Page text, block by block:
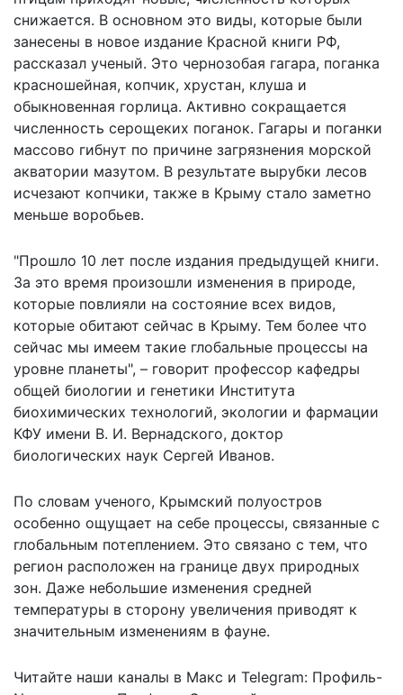
снижается. В основном это виды, которые были
занесены в новое издание Красной книги РФ,
рассказал ученый. Это чернозобая гагара, поганка
красношейная, копчик, хрустан, клуша и
обыкновенная горлица. Активно сокращается
численность серощеких поганок. Гагары и поганки
массово гибнут по причине загрязнения морской
акватории мазутом. В результате вырубки лесов
исчезают копчики, также в Крыму стало заметно
меньше воробьев.
"Прошло 10 лет после издания предыдущей книги.
За это время произошли изменения в природе,
которые повлияли на состояние всех видов,
которые обитают сейчас в Крыму. Тем более что
сейчас мы имеем такие глобальные процессы на
уровне планеты", – говорит профессор кафедры
общей биологии и генетики Института
биохимических технологий, экологии и фармации
КФУ имени В. И. Вернадского, доктор
биологических наук Сергей Иванов.
По словам ученого, Крымский полуостров
особенно ощущает на себе процессы, связанные с
глобальным потеплением. Это связано с тем, что
регион расположен на границе двух природных
зон. Даже небольшие изменения средней
температуры в сторону увеличения приводят к
значительным изменениям в фауне.
Читайте наши каналы в Макс и Telegram: Профиль-